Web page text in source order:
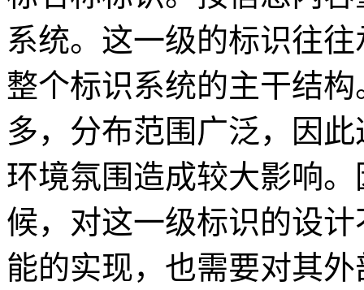
系统。这一级的标识往
整个标识系统的主干结
多，分布范围广泛，因
环境氛围造成较大影响
候，对这一级标识的设
能的实现，也需要对其